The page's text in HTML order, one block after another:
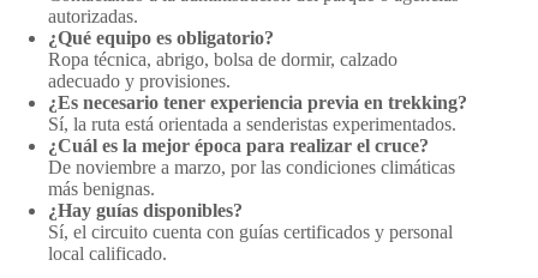
autorizadas.
¿Qué equipo es obligatorio?
Ropa técnica, abrigo, bolsa de dormir, calzado
adecuado y provisiones.
¿Es necesario tener experiencia previa en trekking?
Sí, la ruta está orientada a senderistas experimentados.
¿Cuál es la mejor época para realizar el cruce?
De noviembre a marzo, por las condiciones climáticas
más benignas.
¿Hay guías disponibles?
Sí, el circuito cuenta con guías certificados y personal
local calificado.